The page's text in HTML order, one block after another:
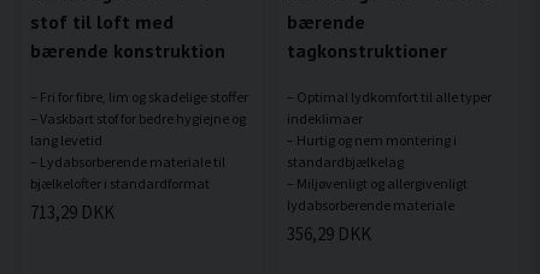
stof til loft med
bærende konstruktion
– Fri for fibre, lim og skadelige stoffer
– Vaskbart stof for bedre hygiejne og
lang levetid
– Lydabsorberende materiale til
713,29 DKK
bærende
tagkonstruktioner
– Optimal lydkomfort til alle typer
indeklimaer
– Hurtig og nem montering i
standardbjælkelag
– Miljøvenligt og allergivenligt
356,29 DKK